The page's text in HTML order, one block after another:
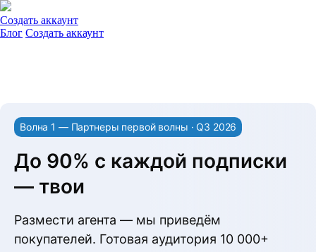
Создать аккаунт
Блог Создать аккаунт
Волна 1 — Партнеры первой волны · Q3 2026
До 90% с каждой подписки
— твои
Размести агента — мы приведём
покупателей. Готовая аудитория 10 000+